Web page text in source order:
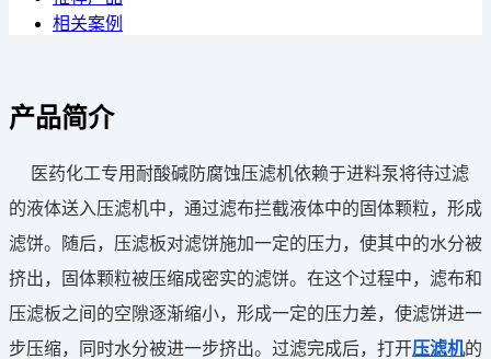
相关案例
产品简介
医药化工专用耐酸碱防腐蚀压滤机依赖于进料泵将待过滤
的液体送入压滤机中，通过滤布拦截液体中的固体颗粒，形成
滤饼。随后，压滤板对滤饼施加一定的压力，使其中的水分被
挤出，固体颗粒被压缩成密实的滤饼。在这个过程中，滤布和
压滤板之间的空隙逐渐缩小，形成一定的压力差，使滤饼进一
步压缩，同时水分被进一步挤出。过滤完成后，打开压滤机的